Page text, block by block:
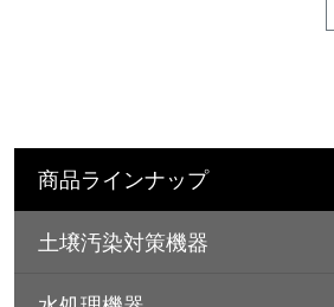
商品ラインナップ
土壌汚染対策機器